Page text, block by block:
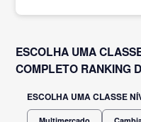
ESCOLHA UMA
COMPLETO RANKING
ESCOLHA UMA CLASSE
Multimercado